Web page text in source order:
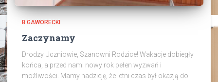
B.GAWORECKI
Zaczynamy
Drodzy Uczniowie, Szanowni Rodzice! Wakacje dobiegły
końca, a przed nami nowy rok pełen wyzwań i
możliwości. Mamy nadzieję, że letni czas był okazją do